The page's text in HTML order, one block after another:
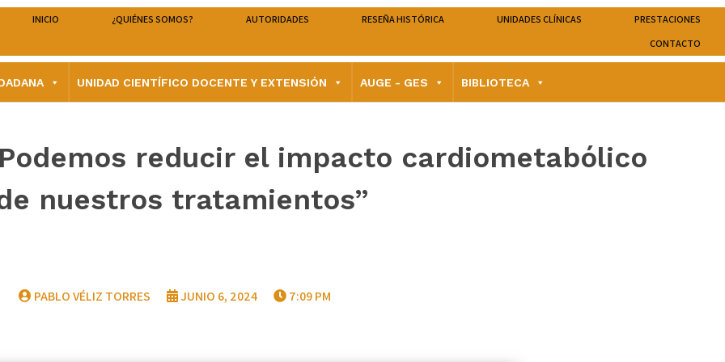
INICIO ¿QUIÉNES SOMOS? AUTORIDADES RESEÑA HISTÓRICA UNIDADES CLÍNICAS
PRESTACIONES
CONTACTO
UNIDAD CIENTÍFICO DOCENTE Y EXTENSIÓN AUGE - GES BIBLIOTECA
reducir el impacto cardiometabólico
nuestros tratamientos”
PABLO VÉLIZ TORRES JUNIO 6, 2024 7:09 PM